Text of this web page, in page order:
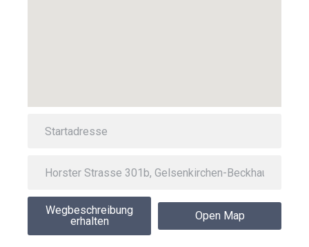
Wegbeschreibung
erhalten
Open Map